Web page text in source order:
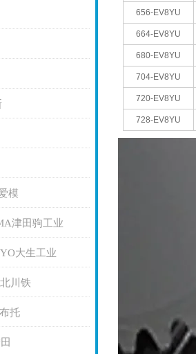
模
津田驹工业
大生工业
川铁
托
656-EV8YU
664-EV8YU
680-EV8YU
704-EV8YU
720-EV8YU
728-EV8YU